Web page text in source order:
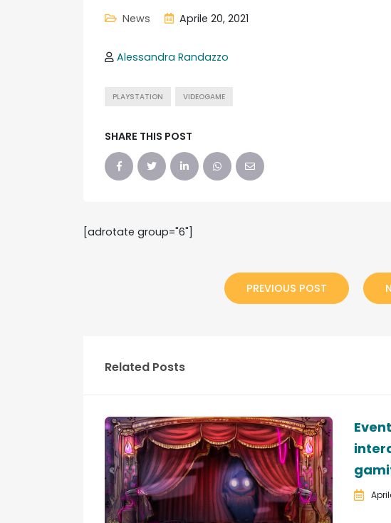
News Aprile 20, 2021
Alessandra Randazzo
PLAYSTATION VIDEOGAME
SHARE THIS POST
[adrotate group="6"]
PREVIOUS POST
Related Posts